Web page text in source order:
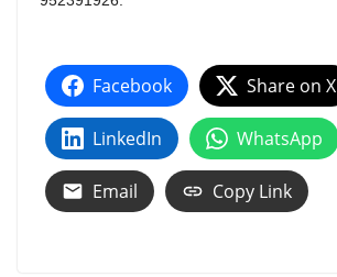
Facebook Share on X
LinkedIn WhatsApp
Email Copy Link